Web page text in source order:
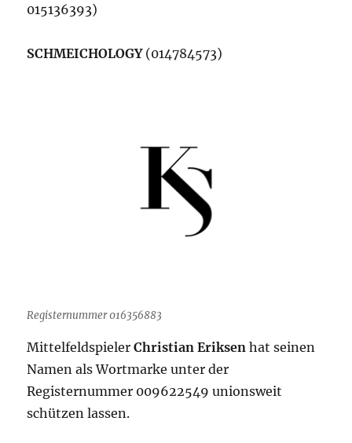
015136393)
SCHMEICHOLOGY (014784573)
Registernummer 016356883
MittelfeldspielerChristian Eriksen hat seinen
Namen als Wortmarke unter der
Registernummer 009622549 unionsweit
schützen lassen.